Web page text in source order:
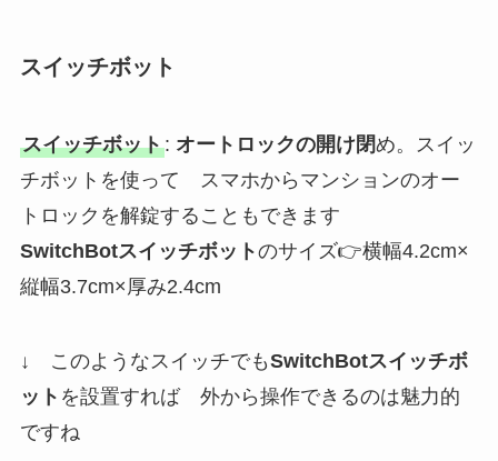
スイッチボット
スイッチボット: オートロックの開け閉め。スイッ
チボットを使って スマホからマンションのオー
トロックを解錠することもできます
SwitchBotスイッチボットのサイズ👉横幅4.2cm×
縦幅3.7cm×厚み2.4cm
↓ このようなスイッチでもSwitchBotスイッチボ
ット を設置すれば 外から操作できるのは魅力的
ですね